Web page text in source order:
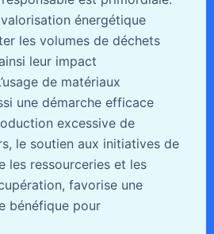
énergétique
les volumes de déchets
leur impact
de matériaux
une démarche efficace
excessive de
le soutien aux initiatives de
les ressourceries et les
favorise une
bénéfique pour